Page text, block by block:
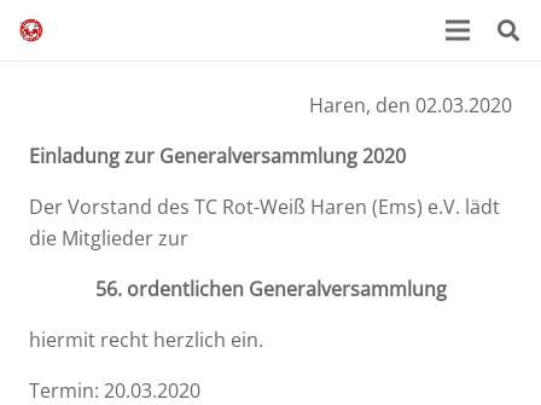
Haren, den 02.03.2020
Einladung zur Generalversammlung 2020
Der Vorstand des TC Rot-Weiß Haren (Ems) e.V. lädt
die Mitglieder zur
56. ordentlichen Generalversammlung
hiermit recht herzlich ein.
Termin: 20.03.2020